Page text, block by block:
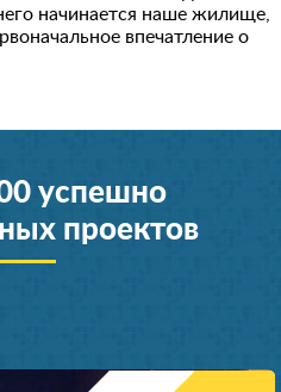
начинается наше жилище,
впечатление о
успешно
проектов